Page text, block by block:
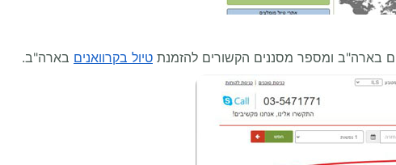
בארה"ב ומספר מסננים הקשורים להזמנת טיול בקרוואנים בארה"ב.